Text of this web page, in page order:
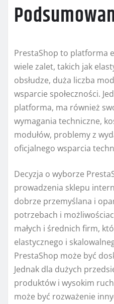
PrestaShop to platforma
wiele zalet, takich jak
obsłudze, duża liczba
wsparcie społeczności.
platforma, ma również
wymagania techniczne,
modułów, problemy z
oficjalnego wsparcia
Decyzja o wyborze
prowadzenia sklepu
dobrze przemyślana i
potrzebach i
małych i średnich firm,
elastycznego i
PrestaShop może być
Jednak dla dużych
produktów i wysokim
może być rozważenie